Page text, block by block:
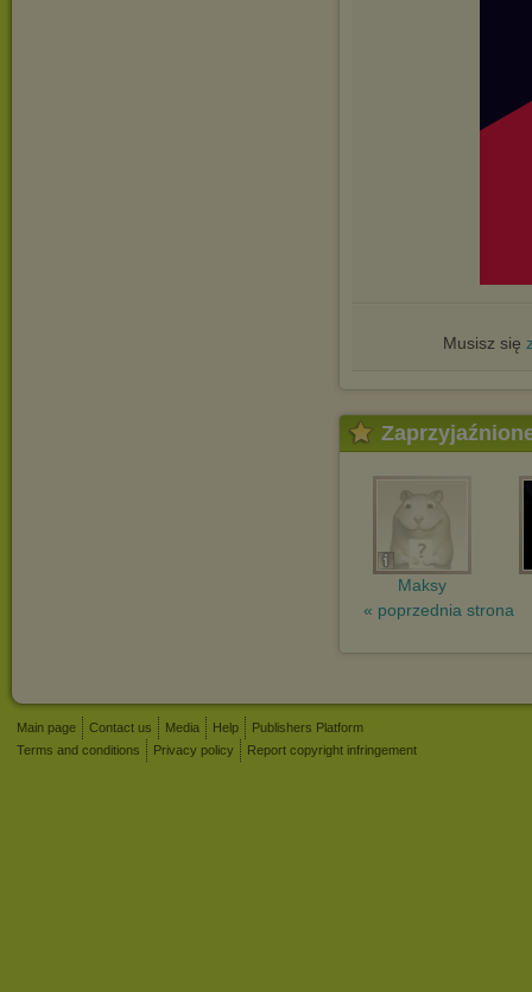
Musisz się
Maksy
« poprzednia strona
Main page Contact us Media Help
Publishers Platform
Terms and conditions
Privacy policy Report copyright infringement